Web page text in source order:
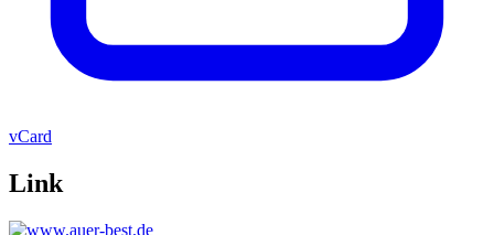
vCard
Link